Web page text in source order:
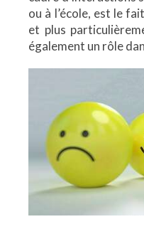
ou à l’école, est le
et plus
également un rôle